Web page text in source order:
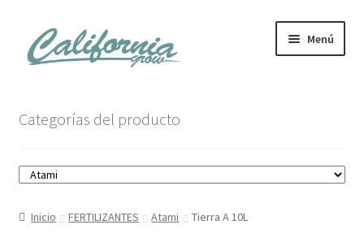
al
contenido
Menú
Carrito
Mi cuenta
Categorías del producto
Inicio FERTILIZANTES Atami Tierra A 10L